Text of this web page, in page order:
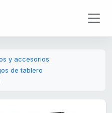
y accesorios
de tablero